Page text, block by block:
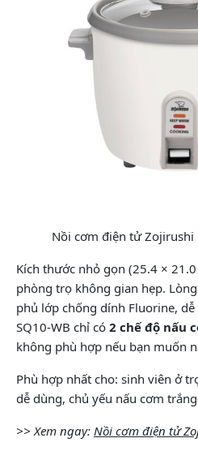
Nồi cơm điện tử Zojirushi
Kích thước nhỏ gọn (25.4 ×
phòng trọ không gian hẹp.
phủ lớp chống dính Fluorine,
SQ10-WB chỉ có 2 chế độ nấu
không phù hợp nếu bạn muốn
Phù hợp nhất cho: sinh viên ở
dễ dùng, chủ yếu nấu cơm
>> Xem ngay: Nồi cơm điện tử